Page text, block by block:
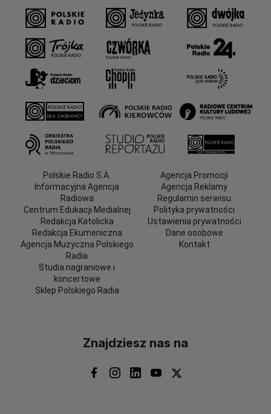
Polskie Radio S.A.
Informacyjna Agencja
Radiowa
Centrum Edukacji Medialnej
Redakcja Katolicka
Redakcja Ekumeniczna
Agencja Muzyczna Polskiego
Radia
Studia nagraniowe i
koncertowe
Sklep Polskiego Radia
Agencja Promocji
Agencja Reklamy
Regulamin serwisu
Polityka prywatności
Ustawienia prywatności
Dane osobowe
Kontakt
Znajdziesz nas na